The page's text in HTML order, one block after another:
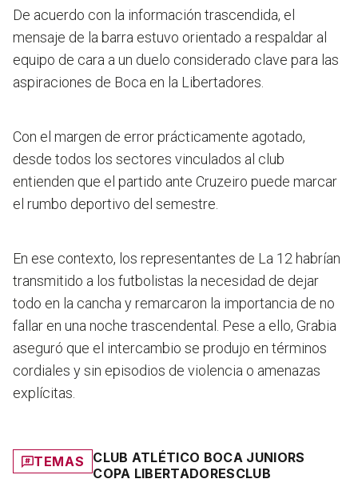
De acuerdo con la información trascendida, el
mensaje de la barra estuvo orientado a respaldar al
equipo de cara a un duelo considerado clave para las
aspiraciones de Boca en la Libertadores.
Con el margen de error prácticamente agotado,
desde todos los sectores vinculados al club
entienden que el partido ante Cruzeiro puede marcar
el rumbo deportivo del semestre.
En ese contexto, los representantes de La 12 habrían
transmitido a los futbolistas la necesidad de dejar
todo en la cancha y remarcaron la importancia de no
fallar en una noche trascendental. Pese a ello, Grabia
aseguró que el intercambio se produjo en términos
cordiales y sin episodios de violencia o amenazas
explícitas.
TEMAS
CLUB ATLÉTICO BOCA JUNIORS
COPA LIBERTADORESCLUB